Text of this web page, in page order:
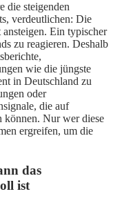
die steigenden
verdeutlichen: Die
Ein typischer
zu reagieren. Deshalb
wie die jüngste
in Deutschland zu
oder
die auf
können. Nur wer diese
ergreifen, um die
das
ist